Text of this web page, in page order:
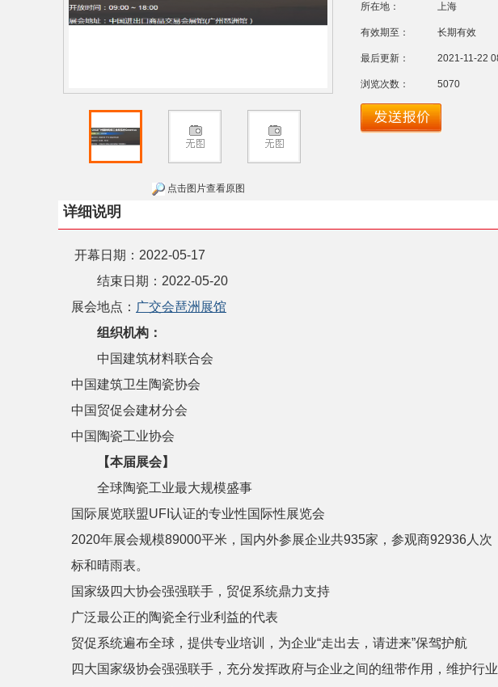
点击图片查看原图
所在地： 上海
有效期至： 长期有效
最后更新： 2021-11-22
浏览次数： 5070
详细说明
开幕日期：2022-05-17
结束日期： 2022-05-20
展会地点： 广交会琶洲展馆
组织机构：
中国建筑材料联合会
中国建筑卫生陶瓷协会
中国贸促会建材分会
中国陶瓷工业协会
【本届展会】
全球陶瓷工业最大规模盛事
国际展览联盟UFI认证的专业性国际性展览会
2020年展会规模89000平米，国内外参展企业共935家，参观商92936人
标和晴雨表。
国家级四大协会强强联手，贸促系统鼎力支持
广泛最公正的陶瓷全行业利益的代表
贸促系统遍布全球，提供专业培训，为企业“走出去，请进来”保驾护航
四大国家级协会强强联手，充分发挥政府与企业之间的纽带作用，维护行